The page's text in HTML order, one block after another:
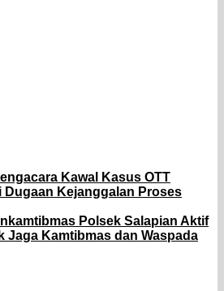
Kawal Kasus OTT
Dugaan Kejanggalan Proses
Polsek Salapian Aktif
Jaga Kamtibmas dan Waspada